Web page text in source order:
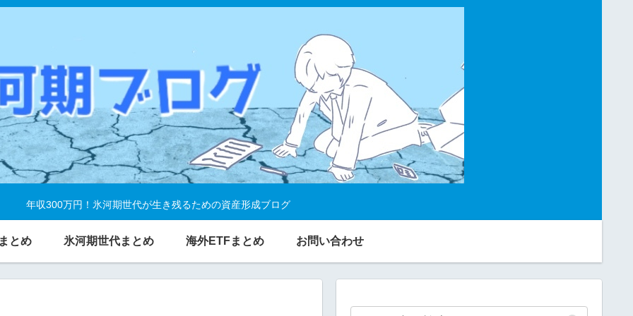
年収300万円！氷河期世代が生き残るための資産形成ブログ
とめ 氷河期世代まとめ 海外ETFまとめ お問い合わせ